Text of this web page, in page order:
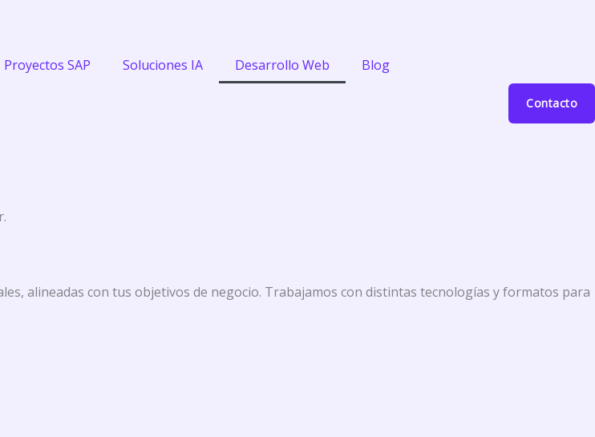
Proyectos SAP Soluciones IA Desarrollo Web Blog
Contacto
alineadas con tus objetivos de negocio. Trabajamos con distintas tecnologías y formatos para